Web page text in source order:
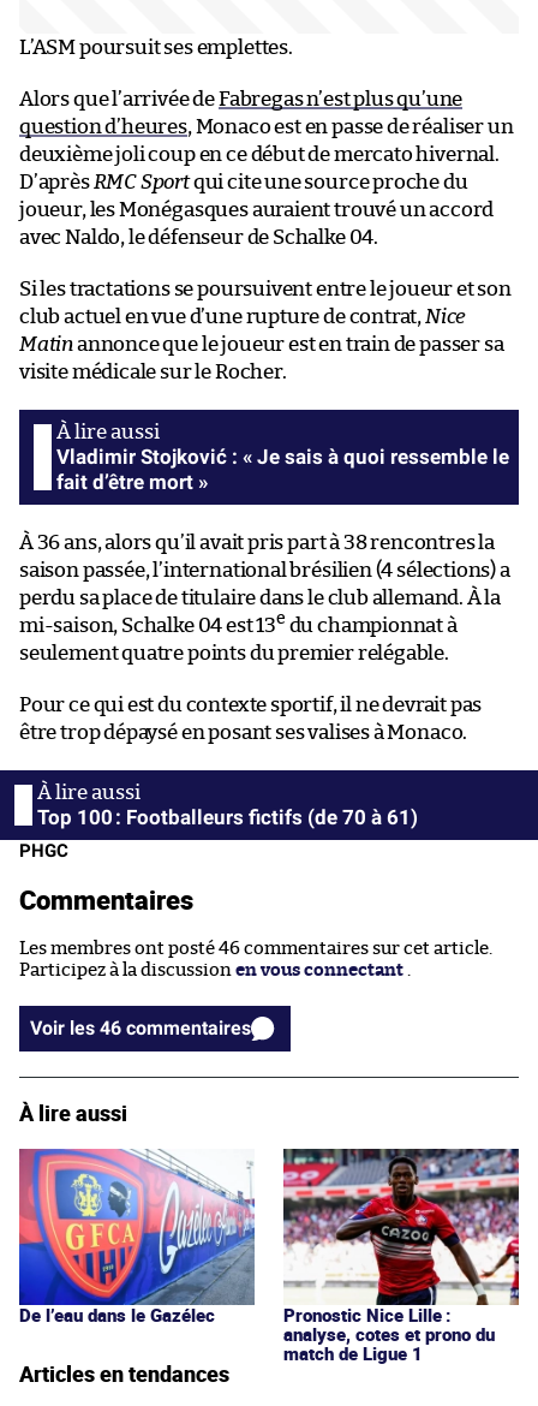
L’ASM poursuit ses emplettes.
Alors que l’arrivée deFabregas n’est plus qu’une
question d’heures, Monaco est en passe de réaliser un
deuxième joli coup en ce début de mercato hivernal.
D’après RMC Sportqui cite une source proche du
joueur, les Monégasques auraient trouvé un accord
avec Naldo, le défenseur de Schalke 04.
Si les tractations se poursuivent entre le joueur et son
club actuel en vue d’une rupture de contrat, Nice
Matinannonce que le joueur est en train de passer sa
visite médicale sur le Rocher.
Vladimir Stojković : « Je sais à quoi ressemble le
fait d’être mort »
À 36 ans, alors qu’il avait pris part à 38 rencontres la
saison passée, l’international brésilien (4 sélections) a
perdu sa place de titulaire dans le club allemand. À la
mi-saison, Schalke 04 est 13e du championnat à
seulement quatre points du premier relégable.
Pour ce qui est du contexte sportif, il ne devrait pas
être trop dépaysé en posant ses valises à Monaco.
Top 100 : Footballeurs fictifs (de 70 à 61)
PHGC
Commentaires
Les membres ont posté 46 commentaires sur cet article.
Participez à la discussion en vous connectant
Voir les 46 commentaires
À lire aussi
De l’eau dans le Gazélec
Pronostic Nice Lille :
analyse, cotes et prono du
match de Ligue 1
Articles en tendances